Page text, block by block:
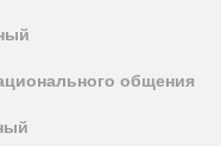
общения